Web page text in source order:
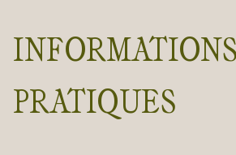
INFORMATIONS
PRATIQUES